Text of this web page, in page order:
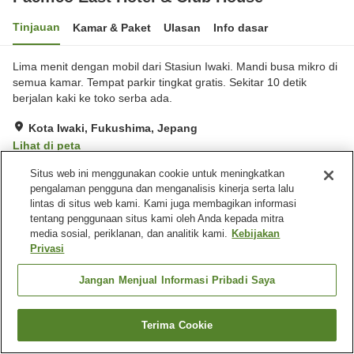
Tinjauan Kamar & Paket Ulasan Info dasar
Lima menit dengan mobil dari Stasiun Iwaki. Mandi busa mikro di
semua kamar. Tempat parkir tingkat gratis. Sekitar 10 detik
berjalan kaki ke toko serba ada.
Kota Iwaki, Fukushima, Jepang
Lihat di peta
Hebat Ulasan:35
Fasilitas properti
Tempat parkir Mesin penjual otomatis
Jepang Fukushima
Kota Iwaki
Pacifico East Hotel & Club House
Cari kamar
Situs web ini menggunakan cookie untuk meningkatkan
pengalaman pengguna dan menganalisis kinerja serta lalu
lintas di situs web kami. Kami juga membagikan informasi
tentang penggunaan situs kami oleh Anda kepada mitra
media sosial, periklanan, dan analitik kami. Kebijakan
Privasi
Jangan Menjual Informasi Pribadi Saya
Terima Cookie